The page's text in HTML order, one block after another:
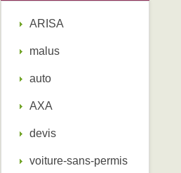
ARISA
malus
auto
AXA
devis
voiture-sans-permis